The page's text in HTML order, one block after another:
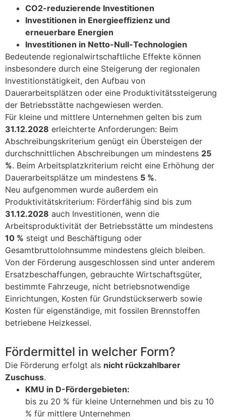
CO2-reduzierende Investitionen
Investitionen in Energieeffizienz und
erneuerbare Energien
Investitionen in Netto-Null-Technologien
Bedeutende regionalwirtschaftliche Effekte können
insbesondere durch eine Steigerung der regionalen
Investitionstätigkeit, den Aufbau von
Dauerarbeitsplätzen oder eine Produktivitätssteigerung
der Betriebsstätte nachgewiesen werden.
Für kleine und mittlere Unternehmen gelten bis zum
31.12.2028 erleichterte Anforderungen: Beim
Abschreibungskriterium genügt ein Übersteigen der
durchschnittlichen Abschreibungen um mindestens 25
%. Beim Arbeitsplatzkriterium reicht eine Erhöhung der
Dauerarbeitsplätze um mindestens 5 %.
Neu aufgenommen wurde außerdem ein
Produktivitätskriterium: Förderfähig sind bis zum
31.12.2028 auch Investitionen, wenn die
Arbeitsproduktivität der Betriebsstätte um mindestens
10 % steigt und Beschäftigung oder
Gesamtbruttolohnsumme mindestens gleich bleiben.
Von der Förderung ausgeschlossen sind unter anderem
Ersatzbeschaffungen, gebrauchte Wirtschaftsgüter,
bestimmte Fahrzeuge, nicht betriebsnotwendige
Einrichtungen, Kosten für Grundstückserwerb sowie
Kosten für eigenständige, mit fossilen Brennstoffen
betriebene Heizkessel.
Fördermittel in welcher Form?
Die Förderung erfolgt als nicht rückzahlbarer
Zuschuss.
KMU in D-Fördergebieten:
bis zu 20 % für kleine Unternehmen und bis zu 10
% für mittlere Unternehmen